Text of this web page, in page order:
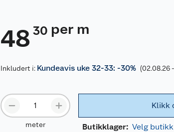
48 30 per m
Inkludert i: Kundeavis uke 32-33: -30% (02.08.26
meter
Klikk
Butikklager: Velg butikk